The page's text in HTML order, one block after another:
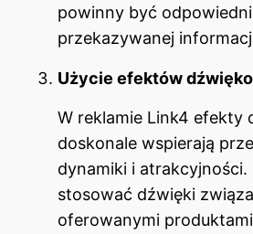
powinny być
przekazywanej
Użycie efektów
W reklamie Link4 efekty
doskonale wspierają
dynamiki i
stosować dźwięki
oferowanymi produktami